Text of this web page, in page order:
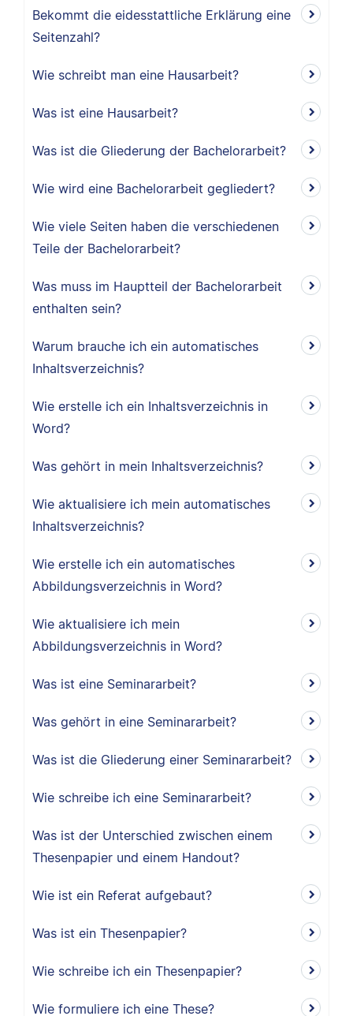
Bekommt die eidesstattliche Erklärung eine
Seitenzahl?
Wie schreibt man eine Hausarbeit?
Was ist eine Hausarbeit?
Was ist die Gliederung der Bachelorarbeit?
Wie wird eine Bachelorarbeit gegliedert?
Wie viele Seiten haben die verschiedenen
Teile der Bachelorarbeit?
Was muss im Hauptteil der Bachelorarbeit
enthalten sein?
Warum brauche ich ein automatisches
Inhaltsverzeichnis?
Wie erstelle ich ein Inhaltsverzeichnis in
Word?
Was gehört in mein Inhaltsverzeichnis?
Wie aktualisiere ich mein automatisches
Inhaltsverzeichnis?
Wie erstelle ich ein automatisches
Abbildungsverzeichnis in Word?
Wie aktualisiere ich mein
Abbildungsverzeichnis in Word?
Was ist eine Seminararbeit?
Was gehört in eine Seminararbeit?
Was ist die Gliederung einer Seminararbeit?
Wie schreibe ich eine Seminararbeit?
Was ist der Unterschied zwischen einem
Thesenpapier und einem Handout?
Wie ist ein Referat aufgebaut?
Was ist ein Thesenpapier?
Wie schreibe ich ein Thesenpapier?
Wie formuliere ich eine These?